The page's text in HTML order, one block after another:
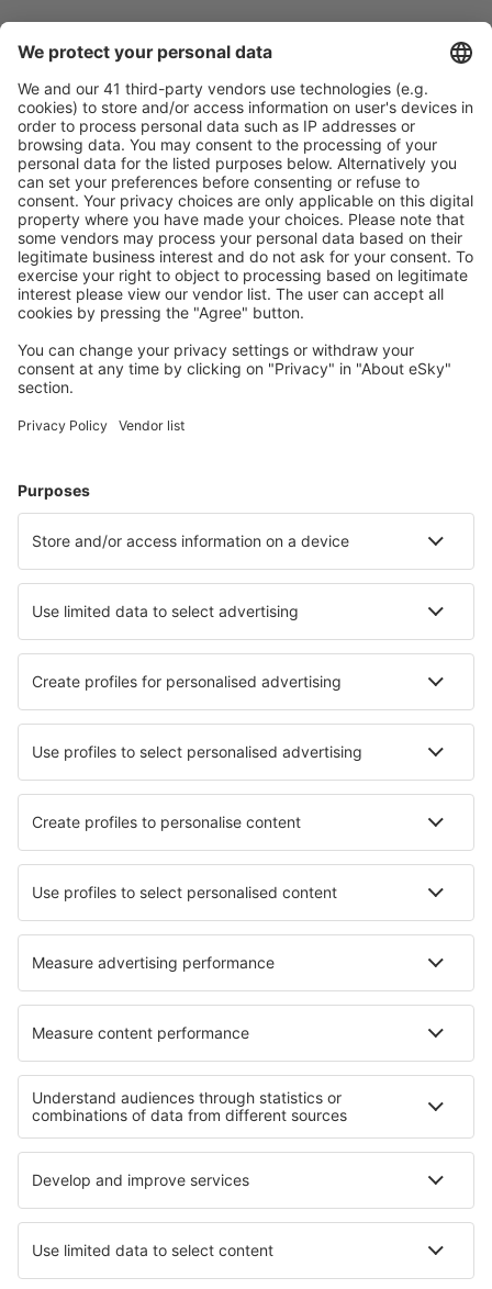
Nabídka dle vašich očekávání.
Pečlivé plánování
Bezproblémová rezervace s možností bezplatného
zrušení.
S námi ušetříte
Atraktivní ceny a speciální nabídky pro přihlášené
uživatele.
Vyberte si z více než 1.3 milionu zařízení: hotelů,
apartmánů, chat a dalších.
Hotely v Argentině - Oblíbená města
Hotely v Cordobě Hotely v Mendoze
Hotely v Buenos Aires Hotely in Potrero de los Funes
Hotely v San Rafael Hotely in Mercedes
Hotely in Isola delle Femmine Hotely in Keizer
Hotely in Florida Hotely in Bellevue Hotely in Tournus
Hotely in Từ Sơn Hotely in Saint-Martin-aux- Chartrains
Nejlepší hotely - regiony
Hotely v Los Glaciares Hotely v Tierra del Fuego
Hotely v Iguazú Hotely na Svatém Tomáši
Hotely v Central Anatolia Hotely na La Digue
Hotely v Carlsbadské jeskyně Hotely in Qalyubia